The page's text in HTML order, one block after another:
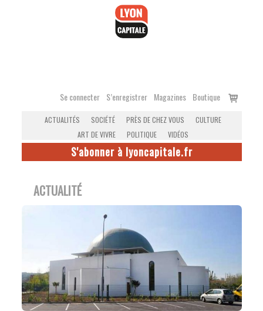
Se connecter S’enregistrer Magazines Boutique
Voir
ACTUALITÉS SOCIÉTÉ PRÈS DE CHEZ VOUS
CULTURE
ART DE VIVRE
POLITIQUE VIDÉOS
S'abonner à lyoncapitale.fr
ACTUALITÉ